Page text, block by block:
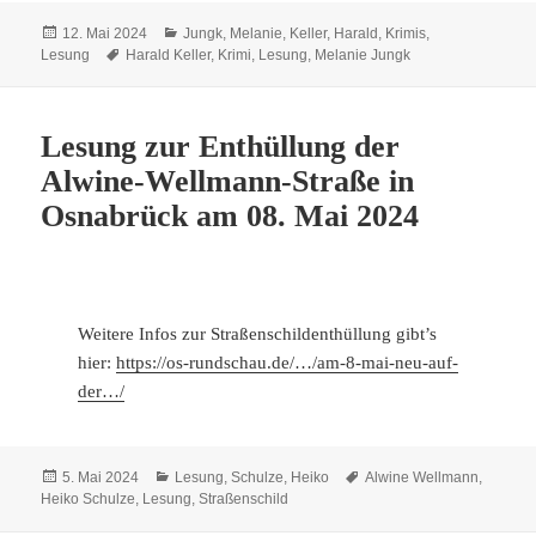
Veröffentlicht
am
12. Mai 2024 Kategorien
Jungk, Melanie, Keller, Harald , Krimis,
Lesung
Schlagwörter
Harald Keller, Krimi, Lesung, Melanie Jungk
Lesung zur Enthüllung der
Alwine-Wellmann-Straße in
Osnabrück am 08. Mai 2024
Weitere Infos zur Straßenschildenthüllung gibt’s
hier: https://os-rundschau.de/…/am-8-mai-neu-auf-
der…/
Veröffentlicht
am
5. Mai 2024 Kategorien
Lesung,Schulze, Heiko Schlagwörter
Alwine Wellmann,
Heiko Schulze, Lesung,Straßenschild